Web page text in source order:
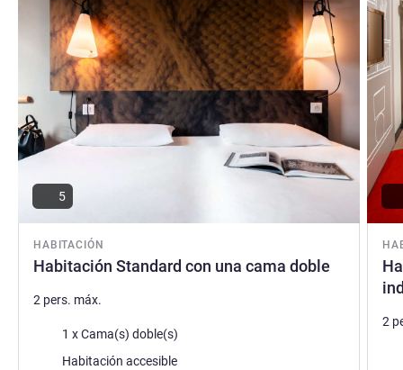
del Sena y las atracciones turísticas. Nuestro equipo le
espera con una sonrisa.
John Jayet, Gestión hotelera
HABITACIÓN
Habitación Standard con una cama doble
5
2 pers. máx.
Ropa de cama
1 x Cama(s) doble(s)
Habitación accesible
2